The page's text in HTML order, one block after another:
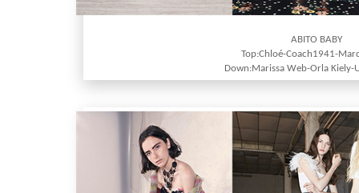
ABITO BABY
Top:Chloé-Coach1941-
Down:Marissa Web-Orla Kiely-